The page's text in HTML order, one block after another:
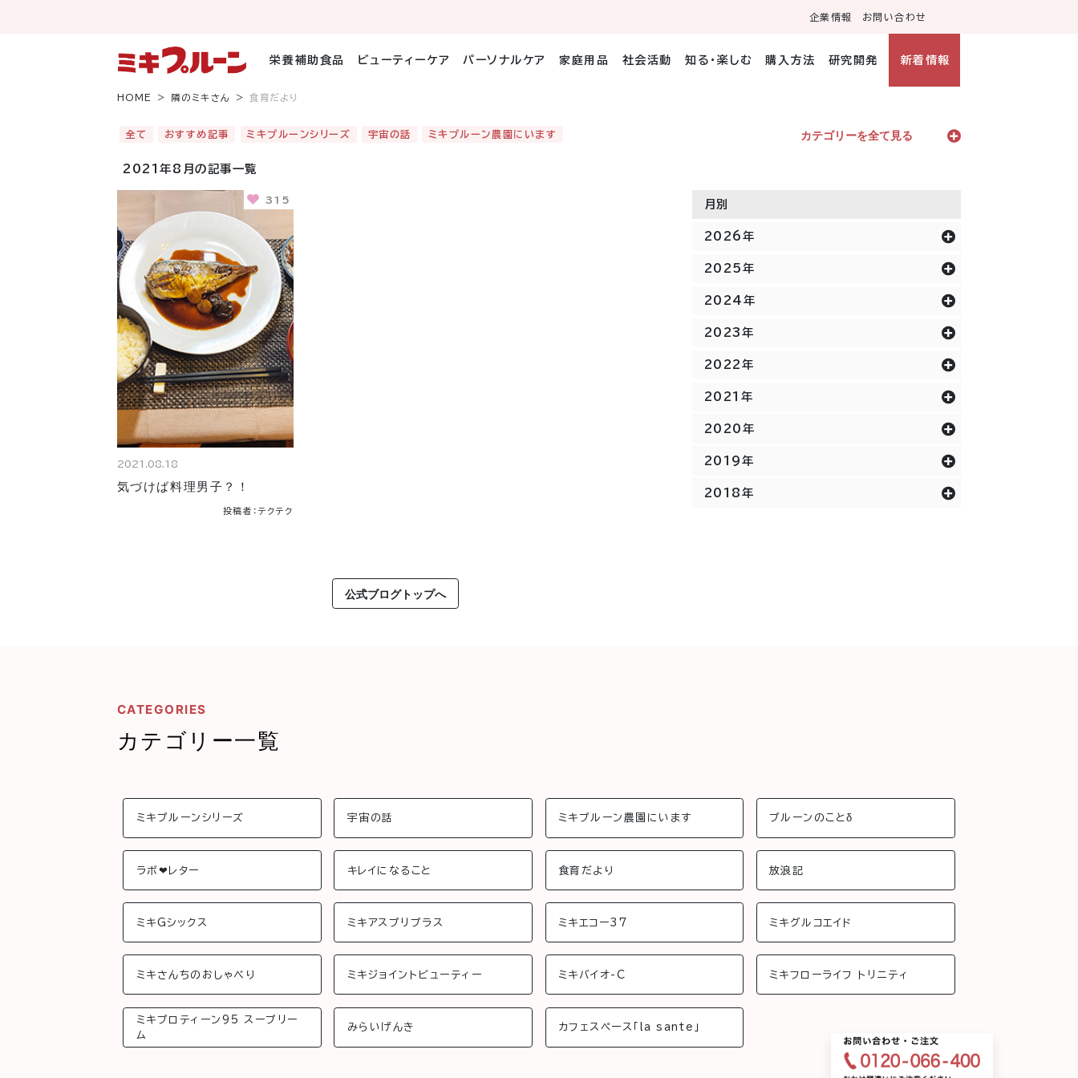
企業情報 お問い合わせ
栄養補助食品 ビューティーケア パーソナルケア 家庭用品 社会活動 知る・楽しむ 購入方法 研究開発 新着情報
HOME 隣のミキさん 食育だより
全て おすすめ記事 ミキプルーンシリーズ 宇宙の話 ミキプルーン農園にいます カテゴリーを全て見る
2021年8月の記事一覧
315
2021.08.18
気づけば料理男子？！
投稿者：テクテク
公式ブログトップへ
月別
2026年
2025年
2024年
2023年
2022年
2021年
2020年
2019年
2018年
CATEGORIES
カテゴリー一覧
ミキプルーンシリーズ 宇宙の話 ミキプルーン農園にいます プルーンのことδ
ラボ❤︎レター キレイになること 食育だより 放浪記
ミキGシックス ミキアスプリプラス ミキエコー37 ミキグルコエイド
ミキさんちのおしゃべり ミキジョイントビューティー ミキバイオ-C ミキフローライフ トリニティ
ミキプロティーン95 スープリー
ム
みらいげんき カフェスペース「la sante」